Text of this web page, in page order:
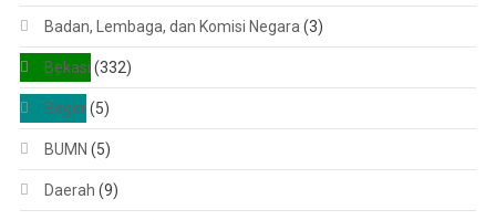
Badan, Lembaga, dan Komisi Negara (3)
Bekasi (332)
Bogor(5)
BUMN (5)
Daerah (9)